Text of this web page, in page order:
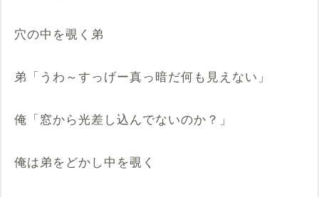
穴の中を覗く弟
弟「うわ～すっげー真っ暗だ何も見えない」
俺「窓から光差し込んでないのか？」
俺は弟をどかし中を覗く